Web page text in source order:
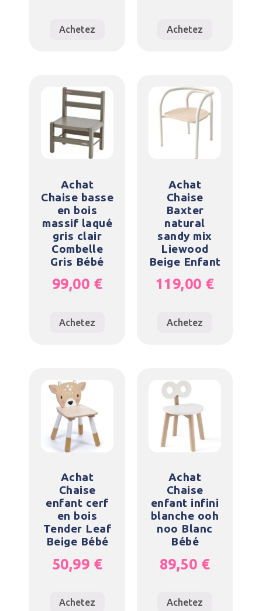
Achetez Achetez
Achat
Chaise basse
en bois
massif laqué
gris clair
Combelle
Gris Bébé
99,00 €
Achetez
Achat
Chaise
Baxter
natural
sandy mix
Liewood
Beige Enfant
119,00 €
Achetez
Achat
Chaise
enfant cerf
en bois
Tender Leaf
Beige Bébé
50,99 €
Achetez
Achat
Chaise
enfant infini
blanche ooh
noo Blanc
Bébé
89,50 €
Achetez